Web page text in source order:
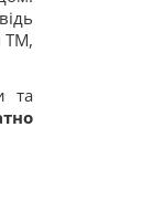
ТМ,
та